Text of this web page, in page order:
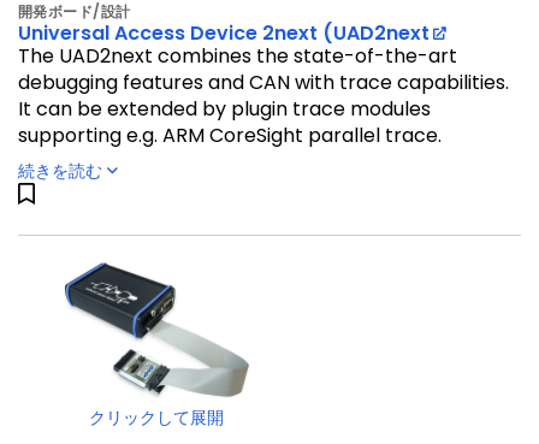
開発ボード/設計
Universal Access Device 2next (UAD2next
The UAD2next combines the state-of-the-art
debugging features and CAN with trace capabilities.
It can be extended by plugin trace modules
supporting e.g. ARM CoreSight parallel trace.
続きを読む
クリックして展開